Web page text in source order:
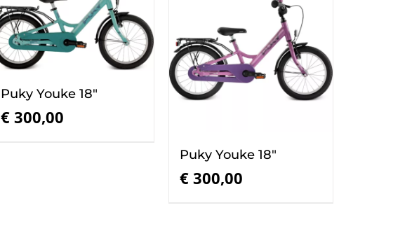
Puky Youke 18″
€300,00
Puky Youke 18″
€300,00